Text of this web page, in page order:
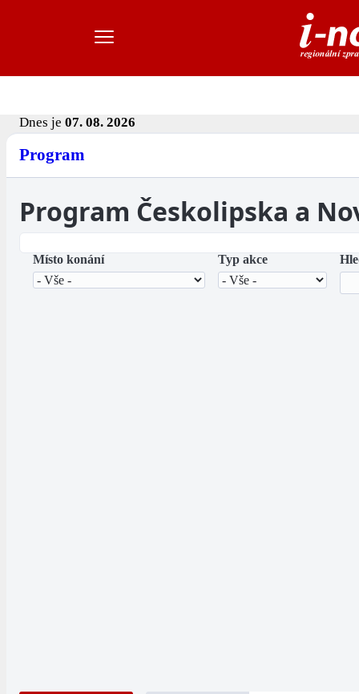
Dnes je 07. 08. 2026
Program
Program Českolipska a
Místo konání Typ akce